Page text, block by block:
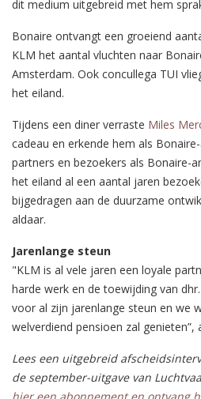
dit medium uitgebreid met hem
Bonaire ontvangt een groeiend
KLM het aantal vluchten naar
Amsterdam. Ook concullega TUI
het eiland.
Tijdens een diner verraste Miles
cadeau en erkende hem als
partners en bezoekers als Bonaire-
het eiland al een aantal jaren
bijgedragen aan de duurzame
aldaar.
Jarenlange steun
"KLM is al vele jaren een loyale
harde werk en de toewijding van
voor al zijn jarenlange steun en we
welverdiend pensioen zal genieten”,
Lees een uitgebreid
de september-uitgave van